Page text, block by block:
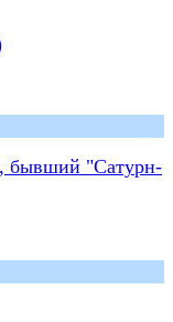
бывший "Сатурн-